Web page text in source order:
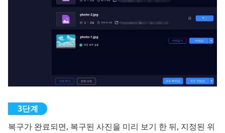
복구가 완료되면, 복구된 사진을 미리 보기 한 뒤, 지정된 위